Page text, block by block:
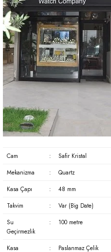
Cam :
Safir Kristal
Mekanizma
:
Quartz
Kasa Çapı
:
48 mm
Takvim
:
Var (Big Date)
Su
Geçirmezlik
: 100 metre
Kasa
: Paslanmaz Çelik